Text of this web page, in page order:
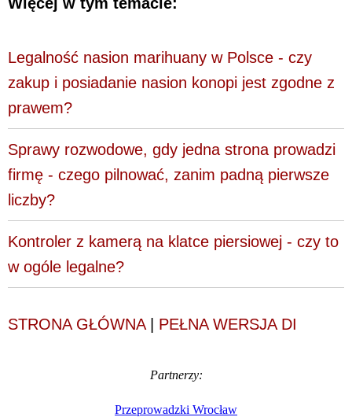
Legalność nasion marihuany w Polsce - czy
zakup i posiadanie nasion konopi jest zgodne z
prawem?
Sprawy rozwodowe, gdy jedna strona prowadzi
firmę - czego pilnować, zanim padną pierwsze
liczby?
Kontroler z kamerą na klatce piersiowej - czy to
w ogóle legalne?
STRONA GŁÓWNA| PEŁNA WERSJA DI
Partnerzy:
Przeprowadzki Wrocław